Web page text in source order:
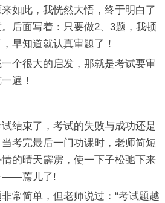
如此，我恍然大悟，终于明白了
后面写着：只要做2、3题，我顿
早知道就认真审题了！
很大的启发，那就是考试要审
遍！
束了，考试的失败与成功还是
考完最后一门功课时，老师简短
的晴天霹雳，使一下子松弛下来
——蔫儿了!
简单，但老师说过：“考试题越